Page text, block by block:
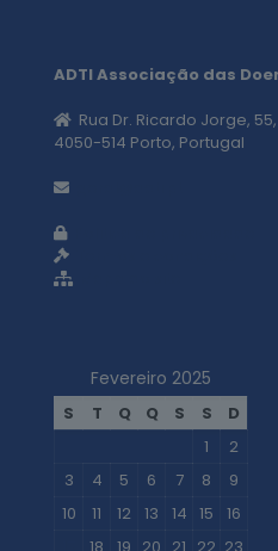
ADTI Associação das
Rua Dr. Ricardo Jorge, 55,
4050-514 Porto, Portugal
Fevereiro 2025
S T Q Q S S
D
1
2
3
4 5 6 7 8
9
10
11 12 13 14 15
16